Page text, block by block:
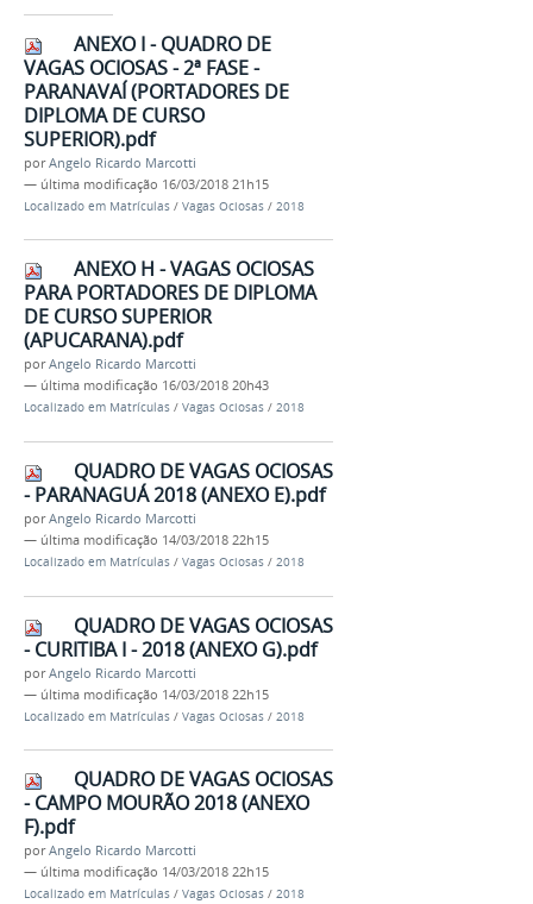
ANEXO I - QUADRO DE
VAGAS OCIOSAS - 2ª FASE -
PARANAVAÍ (PORTADORES DE
DIPLOMA DE CURSO
SUPERIOR).pdf
porAngelo Ricardo Marcotti
— última modificação 16/03/2018 21h15
Localizado em Matrículas / Vagas Ociosas / 2018
ANEXO H - VAGAS OCIOSAS
PARA PORTADORES DE DIPLOMA
DE CURSO SUPERIOR
(APUCARANA).pdf
porAngelo Ricardo Marcotti
— última modificação 16/03/2018 20h43
Localizado em Matrículas / Vagas Ociosas / 2018
QUADRO DE VAGAS OCIOSAS
- PARANAGUÁ 2018 (ANEXO E).pdf
porAngelo Ricardo Marcotti
— última modificação 14/03/2018 22h15
Localizado em Matrículas / Vagas Ociosas / 2018
QUADRO DE VAGAS OCIOSAS
- CURITIBA I - 2018 (ANEXO G).pdf
porAngelo Ricardo Marcotti
— última modificação 14/03/2018 22h15
Localizado em Matrículas / Vagas Ociosas / 2018
QUADRO DE VAGAS OCIOSAS
- CAMPO MOURÃO 2018 (ANEXO
F).pdf
porAngelo Ricardo Marcotti
— última modificação 14/03/2018 22h15
Localizado em Matrículas / Vagas Ociosas / 2018